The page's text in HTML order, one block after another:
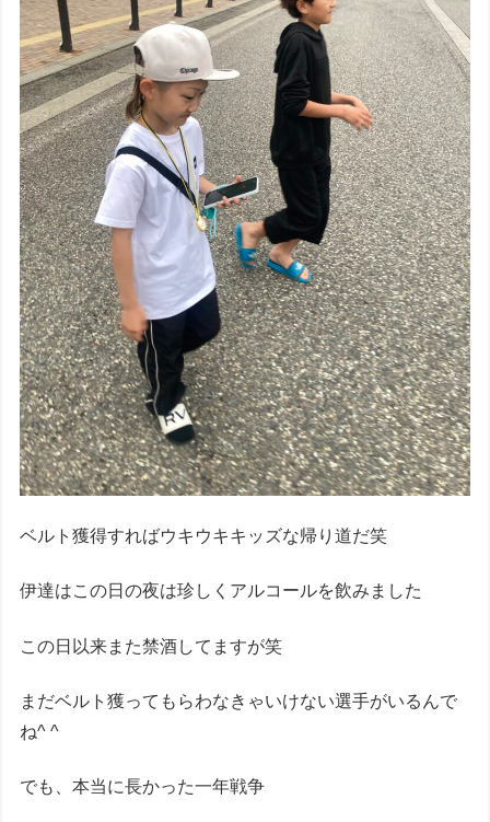
ベルト獲得すればウキウキキッズな帰り道だ笑
伊達はこの日の夜は珍しくアルコールを飲みました
この日以来また禁酒してますが笑
まだベルト獲ってもらわなきゃいけない選手がいるんで
ね^ ^
でも、本当に長かった一年戦争